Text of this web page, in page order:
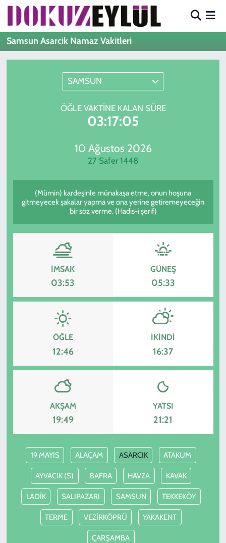
Samsun Asarcik Namaz Vakitleri
SAMSUN
ÖĞLE VAKTINE KALAN SÜRE
03:17:05
10 Ağustos 2026
27 Safer 1448
(Mümin) kardeşinle münakaşa etme, onun hoşuna
gitmeyecek şakalar yapma ve ona yerine getiremeyeceğin
bir söz verme. (Hadis-i şerif)
İMSAK
03:53
GÜNEŞ
05:33
ÖĞLE
12:46
İKINDI
16:37
AKŞAM
19:49
YATSI
21:21
19 MAYIS ALAÇAM ASARCIK ATAKUM
AYVACIK (S) BAFRA HAVZA KAVAK
LADİK SALIPAZARI SAMSUN TEKKEKÖY
TERME VEZİRKÖPRÜ YAKAKENT
ÇARŞAMBA
Hava Durumu
Süper Lig Puan Durumu ve Fikstür